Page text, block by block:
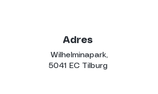
Adres
Wilhelminapark,
5041 EC Tilburg